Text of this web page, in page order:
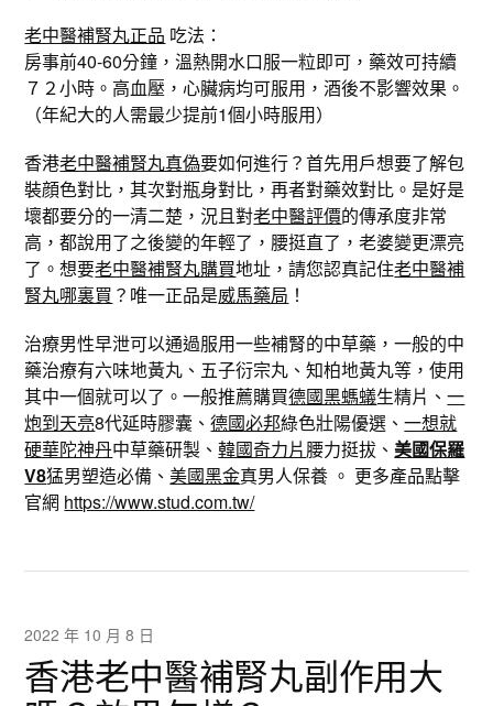
老中醫補腎丸正品 ​​​​​​​吃法：
房事前40-60分鐘，溫熱開水口服一粒即可，藥效可持續
７２小時。高血壓，心臟病均可服用，酒後不影響效果。
（年紀大的人需最少提前1個小時服用）
香港老中醫補腎丸真偽要如何進行？首先用戶想要了解包
裝顔色對比，其次對瓶身對比，再者對藥效對比。是好是
壞都要分的一清二楚，況且對老中醫評價的傳承度非常
高，都說用了之後變的年輕了，腰挺直了，老婆變更漂亮
了。想要老中醫補腎丸購買地址，請您認真記住老中醫補
腎丸哪裏買 ？唯一正品是威馬藥局 ！
治療男性早泄可以通過服用一些補腎的中草藥，一般的中
藥治療有六味地黃丸、五子衍宗丸、知柏地黃丸等，使用
其中一個就可以了。一般推薦購買德國黑螞蟻生精片、一
炮到天亮8代延時膠囊、德國必邦綠色壯陽優選、一想就
硬華陀神丹中草藥研製、韓國奇力片腰力挺拔、美國保羅
V8猛男塑造必備、美國黑金真男人保養 。 更多產品點擊
官網 https://www.stud.com.tw/
2022 年 10 月 8 日
香港老中醫補腎丸副作用大